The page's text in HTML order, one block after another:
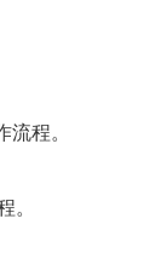
程。